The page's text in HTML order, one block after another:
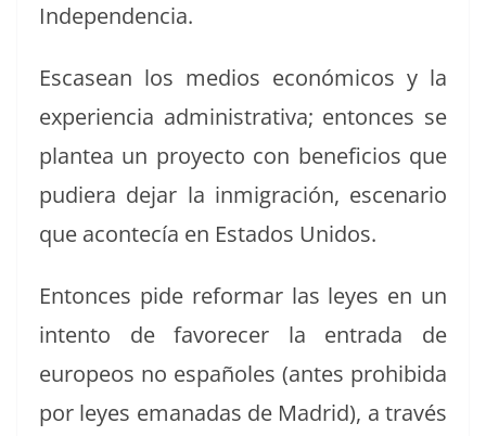
Independencia.
Escasean los medios económi­cos y la
expe­ri­en­cia admin­is­tra­ti­va; entonces se
plantea un proyec­to con ben­efi­cios que
pudiera dejar la inmi­gración, esce­nario
que acon­tecía en Esta­dos Unidos.
Entonces pide refor­mar las leyes en un
inten­to de favore­cer la entra­da de
europeos no españoles (antes pro­hibi­da
por leyes emanadas de Madrid), a través